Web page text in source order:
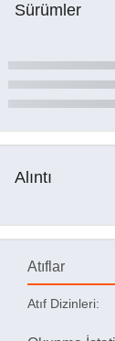
Sürümler
Alıntı
Atıflar
Atıf Dizinleri: